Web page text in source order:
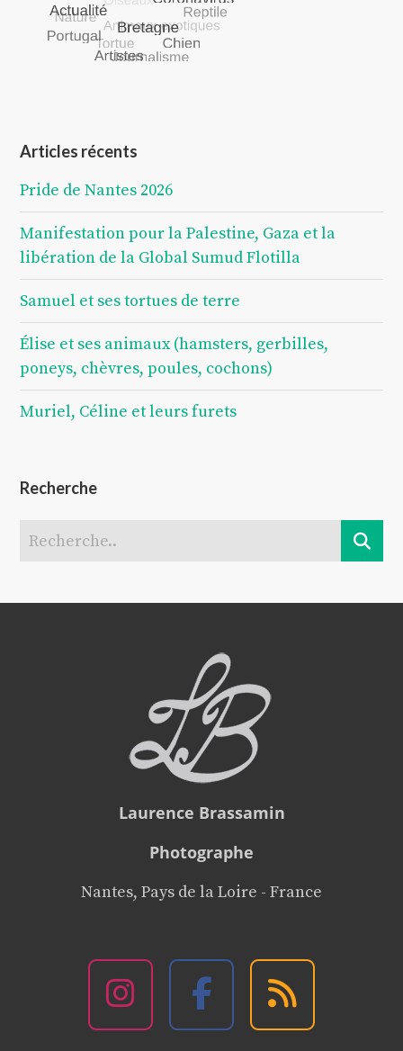
Articles récents
Pride de Nantes 2026
Manifestation pour la Palestine, Gaza et la
libération de la Global Sumud Flotilla
Samuel et ses tortues de terre
Élise et ses animaux (hamsters, gerbilles,
poneys, chèvres, poules, cochons)
Muriel, Céline et leurs furets
Recherche
Laurence Brassamin
Photographe
Nantes, Pays de la Loire - France